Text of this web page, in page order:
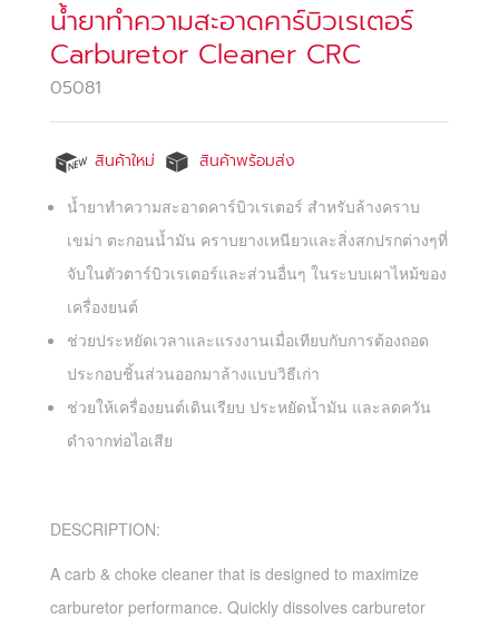
น้ำยาทำความสะอาดคาร์บิวเรเตอร์
Carburetor Cleaner CRC
05081
สินค้าใหม่ สินค้าพร้อมส่ง
นํ้ายาทำความสะอาดคาร์บิวเรเตอร์ สำหรับล้างคราบ
เขม่า ตะกอนนํ้ามัน คราบยางเหนียวและสิ่งสกปรกต่างๆที่
จับในตัวตาร์บิวเรเตอร์และส่วนอื่นๆ ในระบบเผาไหม้ของ
เครื่องยนต์
ช่วยประหยัดเวลาและแรงงานเมื่อเทียบกับการต้องถอด
ประกอบชิ้นส่วนออกมาล้างแบบวิธีเก่า
ช่วยให้เครื่องยนต์เดินเรียบ ประหยัดนํ้ามัน และลดควัน
ดำจากท่อไอเสีย
DESCRIPTION:
A carb & choke cleaner that is designed to maximize
carburetor performance. Quickly dissolves carburetor